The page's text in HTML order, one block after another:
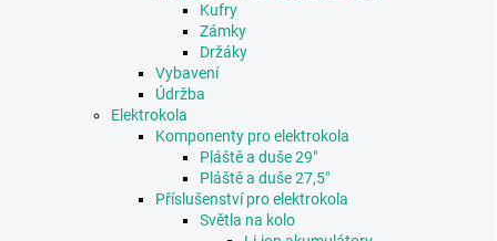
Kufry
Zámky
Držáky
Vybavení
Údržba
Elektrokola
Komponenty pro elektrokola
Pláště a duše 29"
Pláště a duše 27,5"
Příslušenství pro elektrokola
Světla na kolo